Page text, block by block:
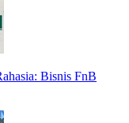
Bisnis FnB